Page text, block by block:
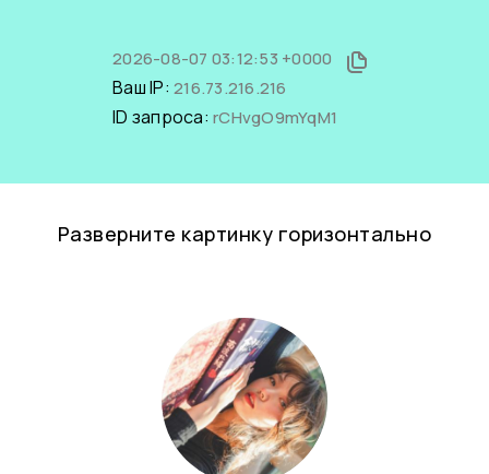
2026-08-07 03:12:53 +0000
Ваш IP: 216.73.216.216
ID запроса: rCHvgO9mYqM1
Разверните картинку горизонтально